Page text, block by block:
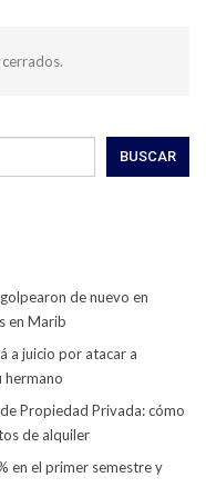
BUSCAR
de nuevo en
en Marib
a juicio por atacar a
hermano
Propiedad Privada: cómo
de alquiler
en el primer semestre y